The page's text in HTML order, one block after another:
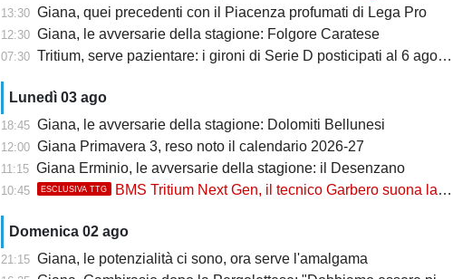
13:30 Giana, quei precedenti con il Piacenza profumati di Lega Pro
12:30 Giana, le avversarie della stagione: Folgore Caratese
07:30 Tritium, serve pazientare: i gironi di Serie D posticipati al 6 agosto
Lunedì 03 ago
18:45 Giana, le avversarie della stagione: Dolomiti Bellunesi
12:00 Giana Primavera 3, reso noto il calendario 2026-27
11:15 Giana Erminio, le avversarie della stagione: il Desenzano
10:45 ESCLUSIVA TTG BMS Tritium Next Gen, il tecnico Garbero suona la carica per la prossima stagione: "Dovremo cercare di..."
Domenica 02 ago
21:15 Giana, le potenzialità ci sono, ora serve l'amalgama